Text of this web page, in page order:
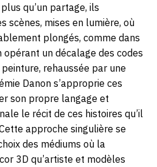
qu’un partage, ils
scènes, mises en lumière, où
plongés, comme dans
opérant un décalage des codes
rehaussée par une
Danon s’approprie ces
son propre langage et
le récit de ces histoires qu’il
approche singulière se
des médiums où la
3D qu’artiste et modèles